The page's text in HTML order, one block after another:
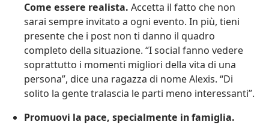
Come essere realista. Accetta il fatto che non
sarai sempre invitato a ogni evento. In più, tieni
presente che i post non ti danno il quadro
completo della situazione. “I social fanno vedere
soprattutto i momenti migliori della vita di una
persona”, dice una ragazza di nome Alexis. “Di
solito la gente tralascia le parti meno interessanti”.
Promuovi la pace, specialmente in famiglia.